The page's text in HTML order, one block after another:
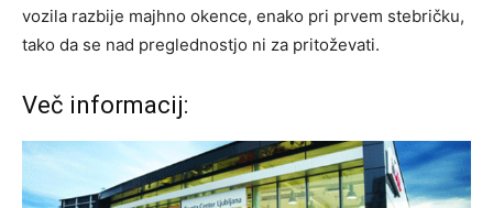
vozila razbije majhno okence, enako pri prvem stebričku,
tako da se nad preglednostjo ni za pritoževati.
Več informacij: